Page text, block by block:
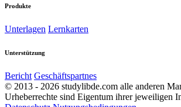
Produkte
Unterlagen Lernkarten
Unterstützung
Bericht Geschäftspartnes
© 2013 - 2026 studylibde.com alle anderen
Urheberrechte sind Eigentum ihrer jeweiligen